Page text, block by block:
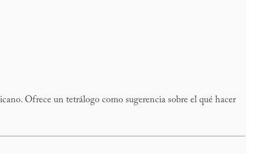
Ofrece un tetrálogo como sugerencia sobre el qué hacer